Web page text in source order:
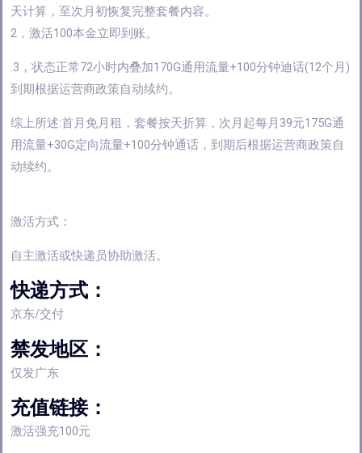
天计算，至次月初恢复完整套餐内容。
2，激活100本金立即到账。
.3，状态正常72小时内叠加170G通用流量+100分钟迪话(12个月)
到期根据运营商政策自动续约。
综上所述:首月免月租，套餐按天折算，次月起每月39元175G通
用流量+30G定向流量+100分钟通话，到期后根据运营商政策自
动续约。
激活方式：
自主激活或快递员协助激活。
快递方式：
京东/交付
禁发地区：
仅发广东
充值链接：
激活强充100元